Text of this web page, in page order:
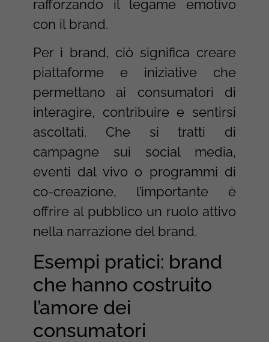
rafforzando il legame emotivo
con il brand.
Per i brand, ciò significa creare
piattaforme e iniziative che
permettano ai consumatori di
interagire, contribuire e sentirsi
ascoltati. Che si tratti di
campagne sui social media,
eventi dal vivo o programmi di
co-creazione, l’importante è
offrire al pubblico un ruolo attivo
nella narrazione del brand.
Esempi pratici: brand
che hanno costruito
l’amore dei
consumatori